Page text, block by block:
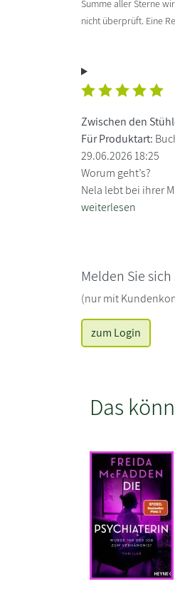
Summe aller Sterne
nicht überprüft. Eine
Zwischen den
Für Produktart:
29.06.2026 18:25
Worum geht’s?
Nela lebt bei ihrer
weiterlesen
Melden Sie
(nur mit
zum Login
Das